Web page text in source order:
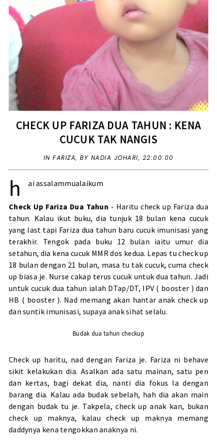
CHECK UP FARIZA DUA TAHUN : KENA
CUCUK TAK NANGIS
IN FARIZA, BY NADIA JOHARI, 22:00:00
h ai assalammualaikum
Check Up Fariza Dua Tahun - Haritu check up Fariza dua
tahun. Kalau ikut buku, dia tunjuk 18 bulan kena cucuk
yang last tapi Fariza dua tahun baru cucuk imunisasi yang
terakhir. Tengok pada buku 12 bulan iaitu umur dia
setahun, dia kena cucuk MMR dos kedua. Lepas tu check up
18 bulan dengan 21 bulan, masa tu tak cucuk, cuma check
up biasa je. Nurse cakap terus cucuk untuk dua tahun. Jadi
untuk cucuk dua tahun ialah DTap/DT, IPV ( booster ) dan
HB ( booster ). Nad memang akan hantar anak check up
dan suntik imunisasi, supaya anak sihat selalu.
Budak dua tahun checkup
Check up haritu, nad dengan Fariza je. Fariza ni behave
sikit kelakukan dia. Asalkan ada satu mainan, satu pen
dan kertas, bagi dekat dia, nanti dia fokus la dengan
barang dia. Kalau ada budak sebelah, hah dia akan main
dengan budak tu je. Takpela, check up anak kan, bukan
check up maknya, kalau check up maknya memang
daddynya kena tengokkan anaknya ni.